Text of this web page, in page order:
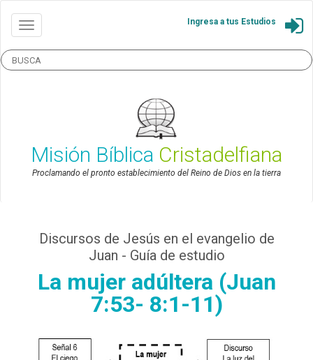
Ingresa a tus Estudios
Misión Bíblica Cristadelfiana
Proclamando el pronto establecimiento del Reino de Dios en la tierra
Discursos de Jesús en el evangelio de
Juan - Guía de estudio
La mujer adúltera (Juan
7:53- 8:1-11)